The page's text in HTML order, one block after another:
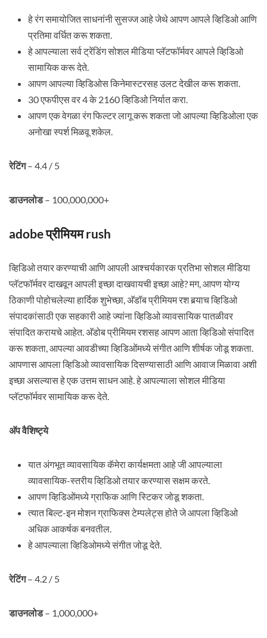
हे रंग समायोजित साधनांनी सुसज्ज आहे जेथे आपण आपले व्हिडिओ आणि
प्रतिमा वर्धित करू शकता.
हे आपल्याला सर्व ट्रेंडिंग सोशल मीडिया प्लॅटफॉर्मवर आपले व्हिडिओ
सामायिक करू देते.
आपण आपल्या व्हिडिओस किनेमास्टरसह उलट देखील करू शकता.
30 एफपीएस वर 4 के 2160 व्हिडिओ निर्यात करा.
आपण एक वेगळा रंग फिल्टर लागू करू शकता जो आपल्या व्हिडिओला एक
अनोखा स्पर्श मिळवू शकेल.
रेटिंग– 4.4 / 5
डाउनलोड– 100,000,000+
adobe प्रीमियम rush
व्हिडिओ तयार करण्याची आणि आपली आश्चर्यकारक प्रतिभा सोशल मीडिया
प्लॅटफॉर्मवर दाखवून आपली इच्छा दाखवायची इच्छा आहे? मग, आपण योग्य
ठिकाणी पोहोचलेल्या हार्दिक शुभेच्छा, अ‍ॅडॉब प्रीमियम रश बर्‍याच व्हिडिओ
संपादकांसाठी एक सहकारी आहे ज्यांना व्हिडिओ व्यावसायिक पातळीवर
संपादित करायचे आहेत. अ‍ॅडोब प्रीमियम रशसह आपण आता व्हिडिओ संपादित
करू शकता, आपल्या आवडीच्या व्हिडिओंमध्ये संगीत आणि शीर्षक जोडू शकता.
आपणास आपला व्हिडिओ व्यावसायिक दिसण्यासाठी आणि आवाज मिळावा अशी
इच्छा असल्यास हे एक उत्तम साधन आहे. हे आपल्याला सोशल मीडिया
प्लॅटफॉर्मवर सामायिक करू देते.
अ‍ॅप वैशिष्ट्ये
यात अंगभूत व्यावसायिक कॅमेरा कार्यक्षमता आहे जी आपल्याला
व्यावसायिक-स्तरीय व्हिडिओ तयार करण्यास सक्षम करते.
आपण व्हिडिओंमध्ये ग्राफिक आणि स्टिकर जोडू शकता.
त्यात बिल्ट-इन मोशन ग्राफिक्स टेम्पलेट्स होते जे आपला व्हिडिओ
अधिक आकर्षक बनवतील.
हे आपल्याला व्हिडिओमध्ये संगीत जोडू देते.
रेटिंग– 4.2 / 5
डाउनलोड– 1,000,000+